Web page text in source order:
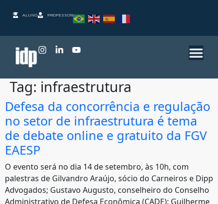
ALUNO PROFESSOR
Tag: infraestrutura
Defesa da concorrência e regulação
no setor de infraestrutura é tema
de debate online e gratuito da FGV
EAESP
O evento será no dia 14 de setembro, às 10h, com
palestras de Gilvandro Araújo, sócio do Carneiros e Dipp
Advogados; Gustavo Augusto, conselheiro do Conselho
Administrativo de Defesa Econômica (CADE); Guilherme